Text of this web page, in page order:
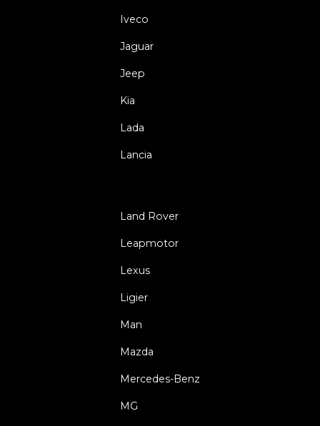
Iveco
Jaguar
Jeep
Kia
Lada
Lancia
Land Rover
Leapmotor
Lexus
Ligier
Man
Mazda
Mercedes-Benz
MG